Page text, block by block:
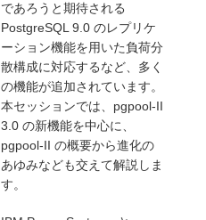
であろうと期待される
PostgreSQL 9.0 のレプリケ
ーション機能を用いた負荷分
散構成に対応するなど、多く
の機能が追加されています。
本セッションでは、pgpool-II
3.0 の新機能を中心に、
pgpool-II の概要から進化の
あゆみなども交えて解説しま
す。